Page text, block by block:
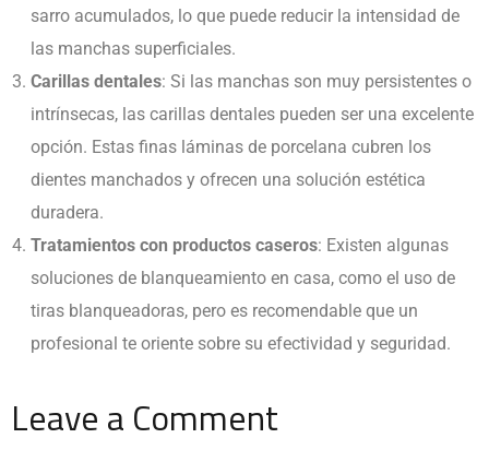
sarro acumulados, lo que puede reducir la intensidad de
las manchas superficiales.
Carillas dentales: Si las manchas son muy persistentes o
intrínsecas, las carillas dentales pueden ser una excelente
opción. Estas finas láminas de porcelana cubren los
dientes manchados y ofrecen una solución estética
duradera.
Tratamientos con productos caseros: Existen algunas
soluciones de blanqueamiento en casa, como el uso de
tiras blanqueadoras, pero es recomendable que un
profesional te oriente sobre su efectividad y seguridad.
Leave a Comment